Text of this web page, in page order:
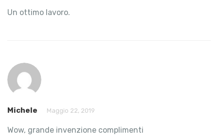
Un ottimo lavoro.
Michele Maggio 22, 2019
Wow, grande invenzione complimenti